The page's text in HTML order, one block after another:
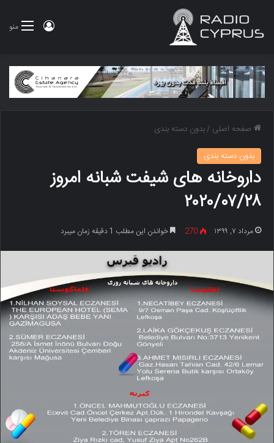
منو ورود
صفحه اصلی /بدون دسته بندی
بدون دسته بندی
داروخانه های شیفت شبانه امروز
۲۰۲۰/۰۷/۲۸
مرداد ۷, ۱۳۹۹ 270 خواندن این مطلب 1 دقیقه زمان میبرد